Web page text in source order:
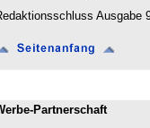
Ausgabe
Partnerschaft